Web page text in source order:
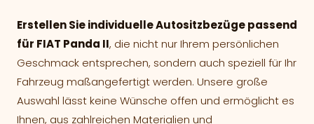
Erstellen Sie individuelle Autositzbezüge passend
für FIAT Panda II, die nicht nur Ihrem persönlichen
Geschmack entsprechen, sondern auch speziell für Ihr
Fahrzeug maßangefertigt werden. Unsere große
Auswahl lässt keine Wünsche offen und ermöglicht es
Ihnen, aus zahlreichen Materialien und